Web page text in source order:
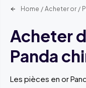
Home / Acheter or /
Acheter
Panda
Les pièces en or